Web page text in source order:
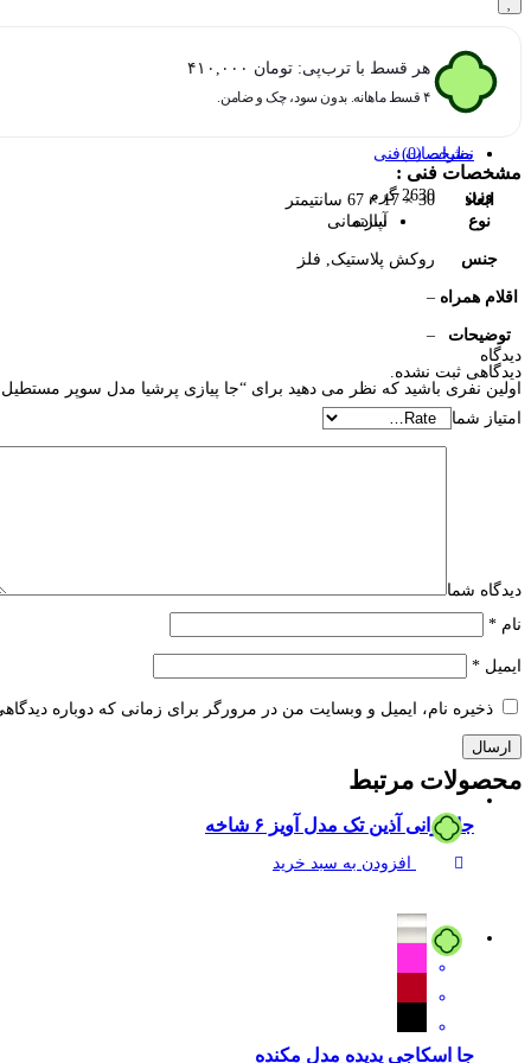
هر قسط با ترب‌پی: تومان
۴ قسط ماهانه. بدون سود، چک و ضامن.
مشخصات فنی
نظرات (0)
مشخصات فنی :
وزن 2630 گرم ابعاد
30 × 17 × 67 سانتیمتر
نوع
آپارتمانی
ساده
جنس روکش پلاستیک, فلز
اقلام همراه –
توضیحات
–
دیدگاه
دیدگاهی ثبت نشده.
اولین نفری باشید که نظر می دهید برای “جا پیازی پرشیا مدل سوپر
امتیاز شما
دیدگاه شما
نام *
ایمیل *
ذخیره نام، ایمیل و وبسایت من در مرورگر برای زمانی که دوباره
محصولات مرتبط
جا لیوانی آذین تک مدل آویز ۶ شاخه
افزودن به سبد خرید
جا اسکاجی پدیده مدل مکنده